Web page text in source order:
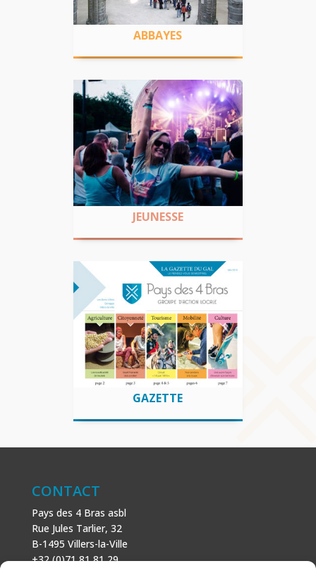
ABBAYES
JEUNESSE
JEUNESSE
Culture, patrimoine et citoyenneté Les
ados repensent et réinventent leur
patrimoine
GAZETTE
GAZETTE
Notre magazine semestriel pour nous
suivre et découvrir notre territoire
CONTACT
Pays des 4 Bras asbl
Rue Jules Tarlier, 32
B-1495 Villers-la-Ville
+32 (0)71 81 81 29